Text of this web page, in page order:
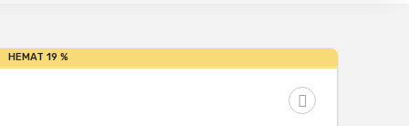
HEMAT 19 %